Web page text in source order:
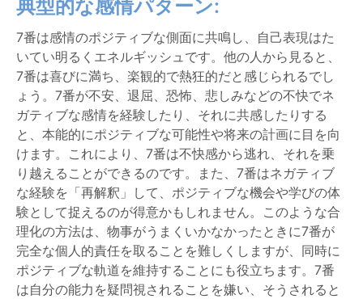
典型的な感情パターン:
7番は感情のポジティブな側面に共鳴し、自己表現はた
いてい明るくエネルギッシュです。他の人から見ると、
7番は喜びに満ち、楽観的で熱狂的だと感じられるでし
ょう。7番が不安、退屈、恐怖、悲しみなどの不快でネ
ガティブな感情を経験したり、それに共感したりする
と、本能的にポジティブな可能性や将来の計画に目を向
けます。これにより、7番は不快感から逃れ、それを乗
り越えることができるのです。また、7番はネガティブ
な経験を「再解釈」して、ポジティブな機会や学びの体
験として捉えるのが得意かもしれません。このような合
理化の方法は、物事がうまくいかなかったときに7番が
完全な個人的責任を取ることを難しくしますが、同時に
ポジティブな軌道を維持することにも役立ちます。7番
は自分の能力を疑問視されることを嫌い、そうされると